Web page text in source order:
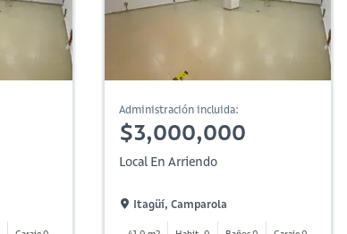
Administración incluida:
$3,000,000
Local En Arriendo
Itagüí, Camparola